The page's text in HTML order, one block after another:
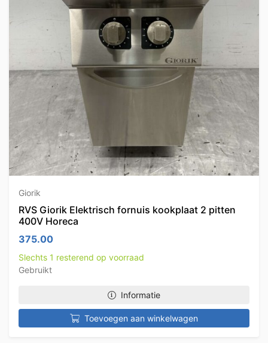
Giorik
RVS Giorik Elektrisch fornuis kookplaat 2 pitten
400V Horeca
375.00
Slechts 1 resterend op voorraad
Gebruikt
Informatie
Toevoegen aan winkelwagen